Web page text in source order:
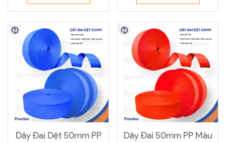
Dây Đai Dệt 50mm PP
Dây Đai 50mm PP Màu